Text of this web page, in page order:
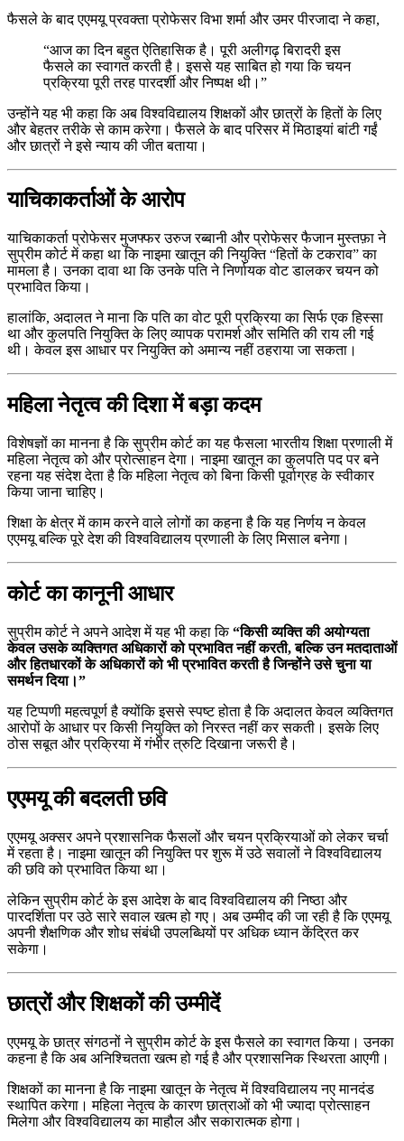
फैसले के बाद एएमयू प्रवक्ता प्रोफेसर विभा शर्मा और उमर पीरजादा ने कहा,
“आज का दिन बहुत ऐतिहासिक है। पूरी अलीगढ़ बिरादरी इस
फैसले का स्वागत करती है। इससे यह साबित हो गया कि चयन
प्रक्रिया पूरी तरह पारदर्शी और निष्पक्ष थी।”
उन्होंने यह भी कहा कि अब विश्वविद्यालय शिक्षकों और छात्रों के हितों के लिए
और बेहतर तरीके से काम करेगा। फैसले के बाद परिसर में मिठाइयां बांटी गईं
और छात्रों ने इसे न्याय की जीत बताया।
याचिकाकर्ताओं के आरोप
याचिकाकर्ता प्रोफेसर मुजफ्फर उरुज रब्बानी और प्रोफेसर फैजान मुस्तफ़ा ने
सुप्रीम कोर्ट में कहा था कि नाइमा खातून की नियुक्ति “हितों के टकराव” का
मामला है। उनका दावा था कि उनके पति ने निर्णायक वोट डालकर चयन को
प्रभावित किया।
हालांकि, अदालत ने माना कि पति का वोट पूरी प्रक्रिया का सिर्फ एक हिस्सा
था और कुलपति नियुक्ति के लिए व्यापक परामर्श और समिति की राय ली गई
थी। केवल इस आधार पर नियुक्ति को अमान्य नहीं ठहराया जा सकता।
महिला नेतृत्व की दिशा में बड़ा कदम
विशेषज्ञों का मानना है कि सुप्रीम कोर्ट का यह फैसला भारतीय शिक्षा प्रणाली में
महिला नेतृत्व को और प्रोत्साहन देगा। नाइमा खातून का कुलपति पद पर बने
रहना यह संदेश देता है कि महिला नेतृत्व को बिना किसी पूर्वाग्रह के स्वीकार
किया जाना चाहिए।
शिक्षा के क्षेत्र में काम करने वाले लोगों का कहना है कि यह निर्णय न केवल
एएमयू बल्कि पूरे देश की विश्वविद्यालय प्रणाली के लिए मिसाल बनेगा।
कोर्ट का कानूनी आधार
सुप्रीम कोर्ट ने अपने आदेश में यह भी कहा कि“किसी व्यक्ति की अयोग्यता
केवल उसके व्यक्तिगत अधिकारों को प्रभावित नहीं करती, बल्कि उन मतदाताओं
और हितधारकों के अधिकारों को भी प्रभावित करती है जिन्होंने उसे चुना या
समर्थन दिया।”
यह टिप्पणी महत्वपूर्ण है क्योंकि इससे स्पष्ट होता है कि अदालत केवल व्यक्तिगत
आरोपों के आधार पर किसी नियुक्ति को निरस्त नहीं कर सकती। इसके लिए
ठोस सबूत और प्रक्रिया में गंभीर त्रुटि दिखाना जरूरी है।
एएमयू की बदलती छवि
एएमयू अक्सर अपने प्रशासनिक फैसलों और चयन प्रक्रियाओं को लेकर चर्चा
में रहता है। नाइमा खातून की नियुक्ति पर शुरू में उठे सवालों ने विश्वविद्यालय
की छवि को प्रभावित किया था।
लेकिन सुप्रीम कोर्ट के इस आदेश के बाद विश्वविद्यालय की निष्ठा और
पारदर्शिता पर उठे सारे सवाल खत्म हो गए। अब उम्मीद की जा रही है कि एएमयू
अपनी शैक्षणिक और शोध संबंधी उपलब्धियों पर अधिक ध्यान केंद्रित कर
सकेगा।
छात्रों और शिक्षकों की उम्मीदें
एएमयू के छात्र संगठनों ने सुप्रीम कोर्ट के इस फैसले का स्वागत किया। उनका
कहना है कि अब अनिश्चितता खत्म हो गई है और प्रशासनिक स्थिरता आएगी।
शिक्षकों का मानना है कि नाइमा खातून के नेतृत्व में विश्वविद्यालय नए मानदंड
स्थापित करेगा। महिला नेतृत्व के कारण छात्राओं को भी ज्यादा प्रोत्साहन
मिलेगा और विश्वविद्यालय का माहौल और सकारात्मक होगा।